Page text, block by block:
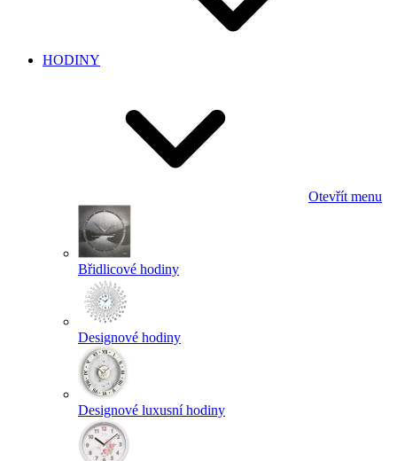
HODINY
Otevřít menu
Břidlicové hodiny
Designové hodiny
Designové luxusní hodiny